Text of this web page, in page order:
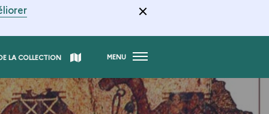
LA COLLECTION MENU